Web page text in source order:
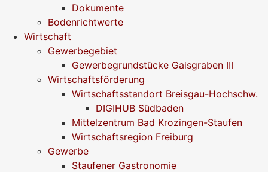
Dokumente
Bodenrichtwerte
Wirtschaft
Gewerbegebiet
Gewerbegrundstücke Gaisgraben III
Wirtschaftsförderung
Wirtschaftsstandort Breisgau-Hochschw.
DIGIHUB Südbaden
Mittelzentrum Bad Krozingen-Staufen
Wirtschaftsregion Freiburg
Gewerbe
Staufener Gastronomie